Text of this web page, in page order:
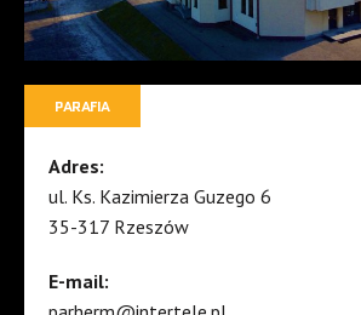
PARAFIA
Adres:
ul. Ks. Kazimierza Guzego 6
35-317 Rzeszów
E-mail: